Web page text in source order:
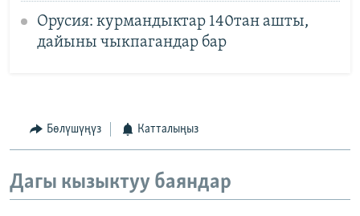
Орусия: курмандыктар 140тан ашты,
дайыны чыкпагандар бар
Бөлүшүңүз Катталыңыз
Дагы кызыктуу баяндар